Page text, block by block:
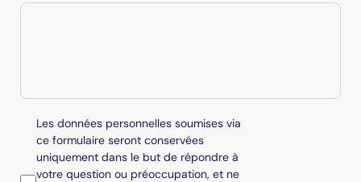
Les données personnelles soumises via
ce formulaire seront conservées
uniquement dans le but de répondre à
votre question ou préoccupation, et ne